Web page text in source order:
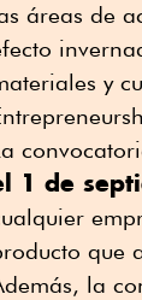
áreas de
y
1 de
que
la